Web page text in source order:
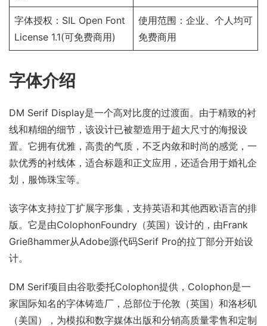
字体授权： SIL Open Font
License 1.1(可免费商用)
使用范围：企业、个人均可
免费商用
字体介绍
DM Serif Display是一个高对比度的过渡面。由于精致的衬
线和精细的细节，该设计已被塑造用于超大尺寸的海报设
置。它拥有优雅，高贵的气质，不乏内敛和时尚的感觉，一
款优秀的衬线体，适合标题和正文应用，还适合用于婚礼企
划，服饰珠宝等。
该字体支持拉丁扩展字形集，支持英语和其他西欧语言的排
版。它是由ColophonFoundry（英国）设计的，由Frank
Grießhammer从Adobe源代码Serif Pro的拉丁部分开始设
计。
DM Serif项目由谷歌委托Colophon提供，Colophon是一
家国际知名的字体铸造厂，总部位于伦敦（英国）和洛杉矶
（美国），为模拟和数字媒体出版和分销高质量零售和定制